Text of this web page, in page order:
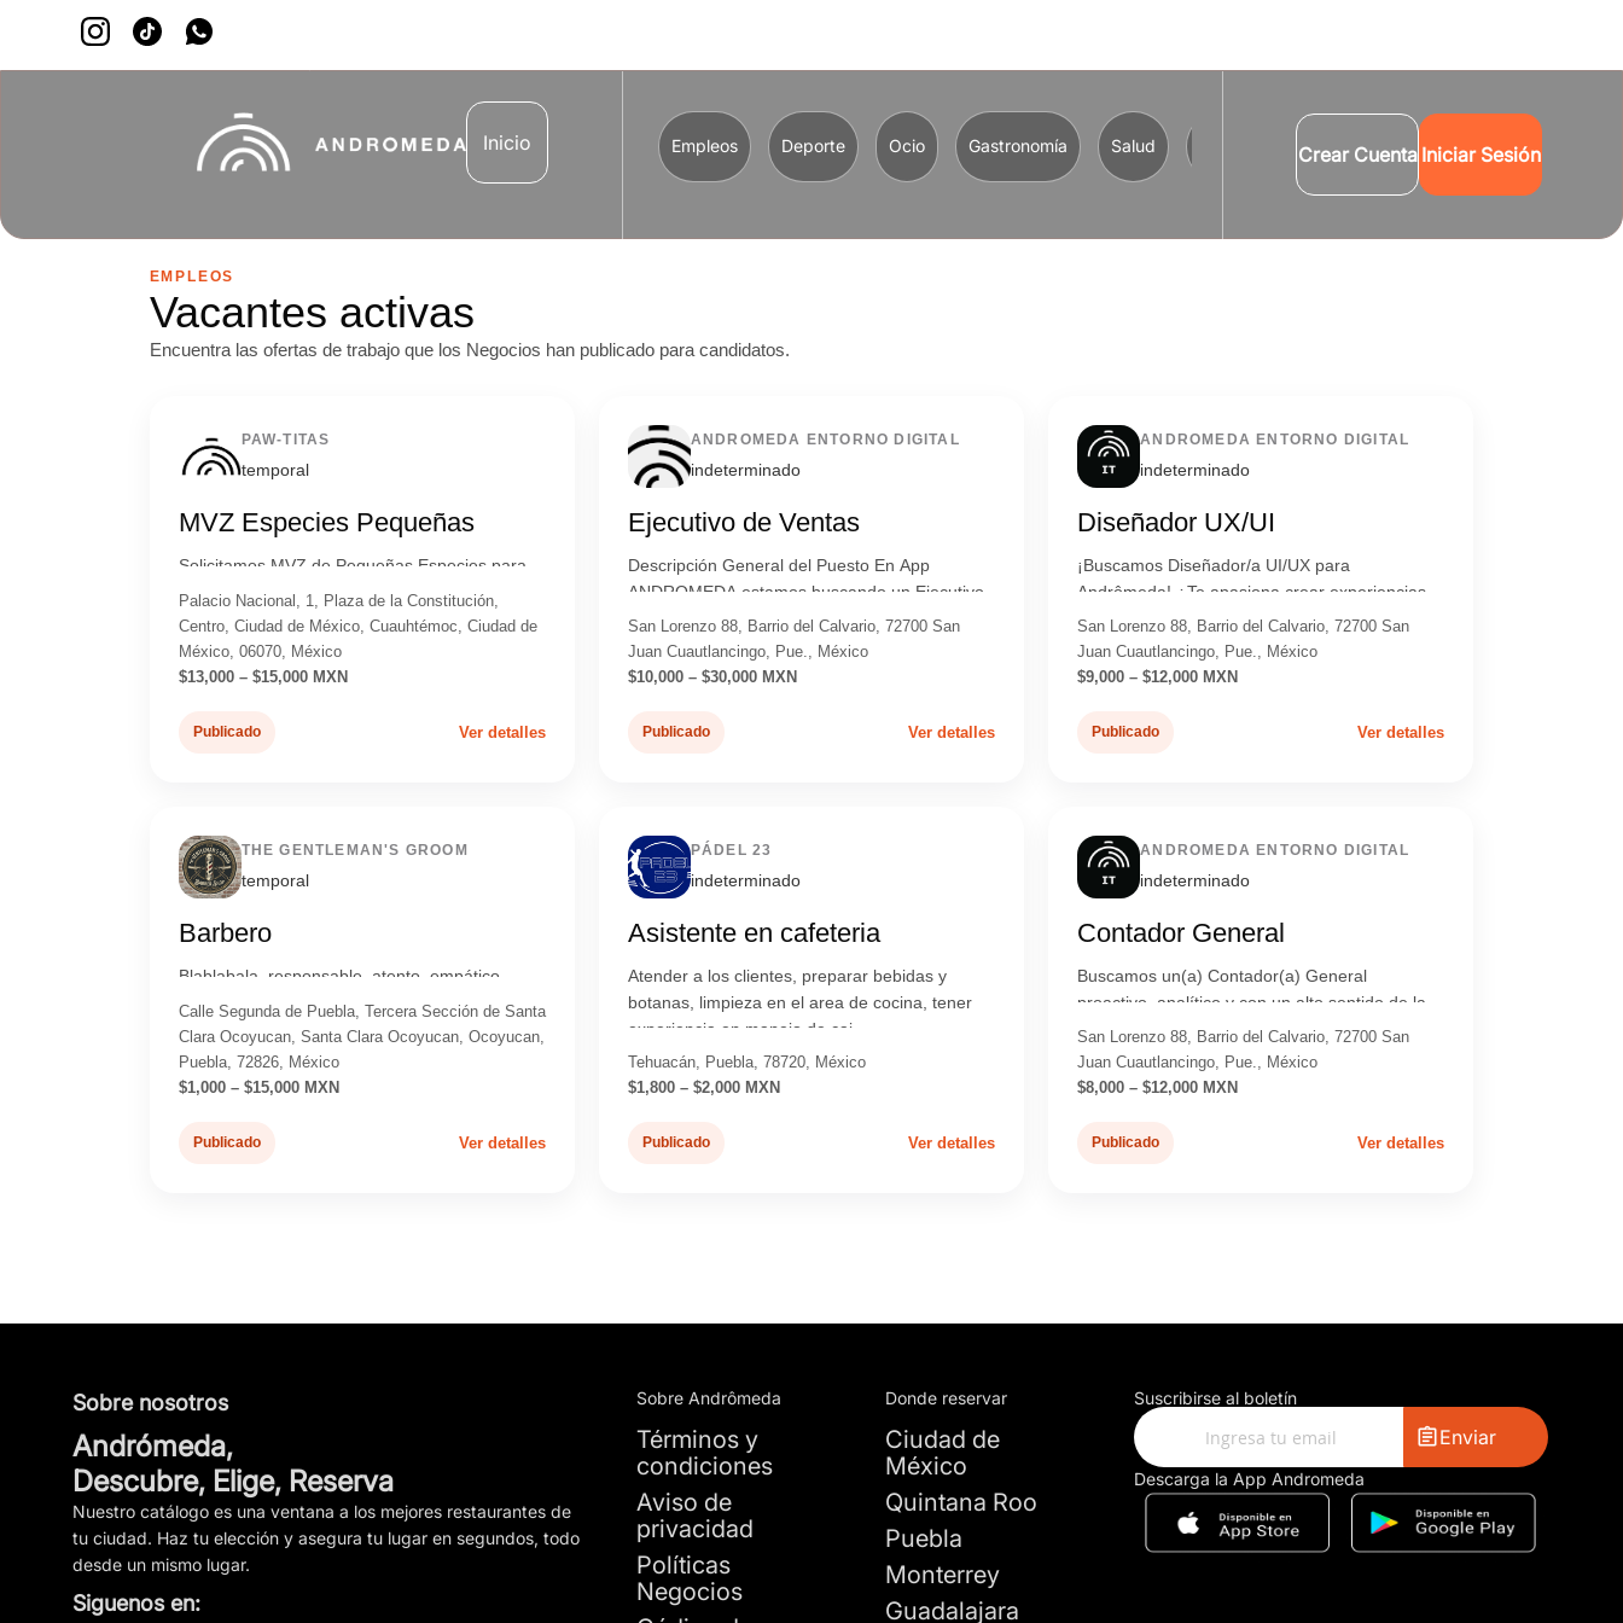
Inicio Empleos Deporte Ocio Gastronomía Salud Comercio y Servicios Turismo Cultura
Crear Cuenta Iniciar Sesión
EMPLEOS
Vacantes activas
Encuentra las ofertas de trabajo que los Negocios han publicado para candidatos.
PAW-TITAS
temporal
MVZ Especies Pequeñas
Solicitamos MVZ de Pequeñas Especies para
laborar los fines de semana en Hospital
Veterinaro, turno nocturno.
Palacio Nacional, 1, Plaza de la Constitución,
Centro, Ciudad de México, Cuauhtémoc, Ciudad de
México, 06070, México
$13,000 – $15,000 MXN
Publicado Ver detalles
ANDROMEDA ENTORNO DIGITAL
indeterminado
Ejecutivo de Ventas
Descripción General del Puesto En App
ANDROMEDA estamos buscando un Ejecutivo
de Ventas Telefónicas con alta energía,...
San Lorenzo 88, Barrio del Calvario, 72700 San
Juan Cuautlancingo, Pue., México
$10,000 – $30,000 MXN
Publicado Ver detalles
ANDROMEDA ENTORNO DIGITAL
indeterminado
Diseñador UX/UI
¡Buscamos Diseñador/a UI/UX para
Andrômeda! ¿Te apasiona crear experiencias
digitales memorables? En Andrômeda
buscam...
San Lorenzo 88, Barrio del Calvario, 72700 San
Juan Cuautlancingo, Pue., México
$9,000 – $12,000 MXN
Publicado Ver detalles
THE GENTLEMAN'S GROOM
temporal
Barbero
Blablabala, responsable, atento, empático...
Calle Segunda de Puebla, Tercera Sección de Santa
Clara Ocoyucan, Santa Clara Ocoyucan, Ocoyucan,
Puebla, 72826, México
$1,000 – $15,000 MXN
Publicado Ver detalles
PÁDEL 23
indeterminado
Asistente en cafeteria
Atender a los clientes, preparar bebidas y
botanas, limpieza en el area de cocina, tener
experiencia en manejo de caj...
Tehuacán, Puebla, 78720, México
$1,800 – $2,000 MXN
Publicado Ver detalles
ANDROMEDA ENTORNO DIGITAL
indeterminado
Contador General
Buscamos un(a) Contador(a) General
proactivo, analítico y con un alto sentido de la
responsabilidad para liderar la g...
San Lorenzo 88, Barrio del Calvario, 72700 San
Juan Cuautlancingo, Pue., México
$8,000 – $12,000 MXN
Publicado Ver detalles
Sobre nosotros
Andrómeda,
Descubre, Elige, Reserva
Nuestro catálogo es una ventana a los mejores restaurantes de
tu ciudad. Haz tu elección y asegura tu lugar en segundos, todo
desde un mismo lugar.
Siguenos en:
Sobre Andrômeda
Términos y
condiciones
Aviso de
privacidad
Políticas
Negocios
Donde reservar
Ciudad de
México
Quintana Roo
Puebla
Monterrey
Guadalajara
Suscribirse al boletín
Enviar
Descarga la App Andromeda